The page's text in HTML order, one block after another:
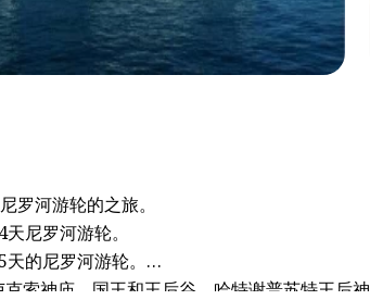
罗河游轮的之旅。
尼罗河游轮。
的尼罗河游轮。
索神庙、国王和王后谷、哈特谢普苏特王后